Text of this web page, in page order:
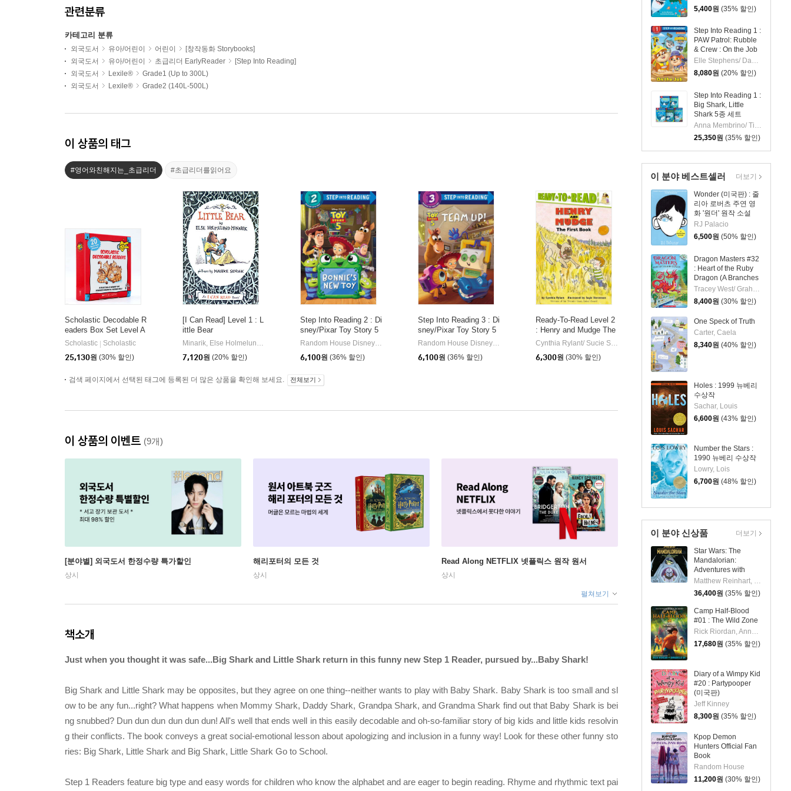
5,400원 (35% 할인)
Step Into Reading 1 :
PAW Patrol: Rubble
& Crew : On the Job
Elle Stephens/ Dave Aikins (ILT)
8,080원 (20% 할인)
Step Into Reading 1 :
Big Shark, Little
Shark 5종 세트
25,350원 (35% 할인)
이 분야 베스트셀러
Wonder (미국판) : 줄
리아 로버츠 주연 영
화 '원더' 원작 소설
RJ Palacio
6,500원 (50% 할인)
Dragon Masters #32
: Heart of the Ruby
Dragon (A Branches
Book)
Tracey West/ Graham Howells (ILT)
8,400원 (30% 할인)
One Speck of Truth
Carter, Caela
8,340원 (40% 할인)
Holes : 1999 뉴베리
수상작
Sachar, Louis
6,600원 (43% 할인)
Number the Stars :
1990 뉴베리 수상작
Lowry, Lois
6,700원 (48% 할인)
더보기
이 분야 신상품
Star Wars: The
Mandalorian:
Adventures with
Grogu: Pop-Up
Storybook
Matthew Reinhart, S.T. Bende
36,400원 (35% 할인)
Camp Half-Blood
#01 : The Wild Zone
Rick Riordan, Annabelle Oh
17,680원 (35% 할인)
Diary of a Wimpy Kid
#20 : Partypooper
(미국판)
Jeff Kinney
8,300원 (35% 할인)
Kpop Demon
Hunters Official Fan
Book
Random House
11,200원 (30% 할인)
더보기
관련분류
카테고리 분류
외국도서 유아/어린이 어린이
[창작동화 Storybooks]
외국도서
유아/어린이 초급리더 EarlyReader
[Step Into Reading]
외국도서
Lexile®
Grade1 (Up to 300L)
외국도서
Lexile® Grade2 (140L-500L)
이 상품의 태그
#영어와친해지는_초급리더 #초급리더를읽어요
Scholastic Decodable R
eaders Box Set Level A
(StoryPlus QR코드)
Scholastic
Scholastic
25,130원 (30% 할인)
[I Can Read] Level 1 : L
ittle Bear
Minarik, Else Holmelund / Sendak, Maurice | HarperCollins
7,120원 (20% 할인)
Step Into Reading 2 : Di
sney/Pixar Toy Story 5
: Bonnie's New Toy
Random House Disney/ Disney Storybook Art Team (ILT) | Random House Disney
6,100원 (36% 할인)
Step Into Reading 3 : Di
sney/Pixar Toy Story 5
: Team Up!
Random House Disney/ Disney Storybook Art Team (ILT) | Random House Disney
6,100원 (36% 할인)
Ready-To-Read Level 2
: Henry and Mudge The
First Book
Cynthia Rylant/ Sucie Stevenson (ILT) | Simon Spotlight
6,300원 (30% 할인)
검색 페이지에서 선택된 태그에 등록된 더 많은 상품을 확인해 보세요. 전체보기
이 상품의 이벤트 (9개)
[분야별] 외국도서 한정수량 특가할인
상시
해리포터의 모든 것
상시
Read Along NETFLIX 넷플릭스 원작 원서
상시
펼쳐보기
책소개
Just when you thought it was safe...Big Shark and Little Shark return in this funny new Step 1 Reader, pursued by...Baby Shark!
Big Shark and Little Shark may be opposites, but they agree on one thing--neither wants to play with Baby Shark. Baby Shark is too small and sl
ow to be any fun...right? What happens when Mommy Shark, Daddy Shark, Grandpa Shark, and Grandma Shark find out that Baby Shark is bei
ng snubbed? Dun dun dun dun dun dun! All's well that ends well in this easily decodable and oh-so-familiar story of big kids and little kids resolvin
g their conflicts. The book conveys a great social-emotional lesson about apologizing and inclusion in a funny way! Look for these other funny sto
ries: Big Shark, Little Shark and Big Shark, Little Shark Go to School.
Step 1 Readers feature big type and easy words for children who know the alphabet and are eager to begin reading. Rhyme and rhythmic text pai